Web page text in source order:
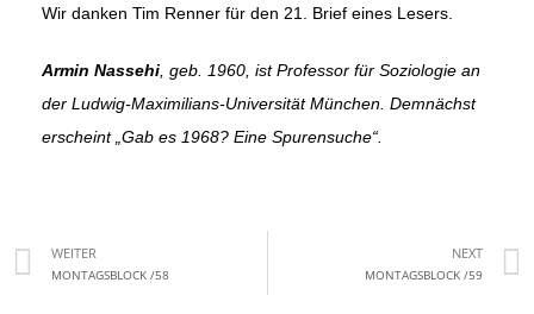
Wir danken Tim Renner für den 21. Brief eines Lesers.
Armin Nassehi , geb. 1960, ist Professor für Soziologie an
der Ludwig-Maximilians-Universität München. Demnächst
erscheint „Gab es 1968? Eine Spuren­suche“.
WEITER
MONTAGSBLOCK /58
NEXT
MONTAGSBLOCK /59